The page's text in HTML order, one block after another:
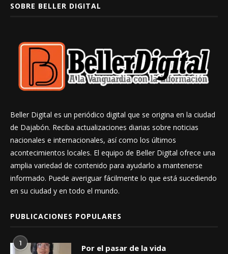
SOBRE BELLER DIGITAL
Beller Digital es un periódico digital que se origina en la ciudad
de Dajabón. Reciba actualizaciones diarias sobre noticias
nacionales e internacionales, así como los últimos
acontecimientos locales. El equipo de Beller Digital ofrece una
amplia variedad de contenido para ayudarlo a mantenerse
informado. Puede averiguar fácilmente lo que está sucediendo
en su ciudad y en todo el mundo.
PUBLICACIONES POPULARES
1 Por el pasar de la vida